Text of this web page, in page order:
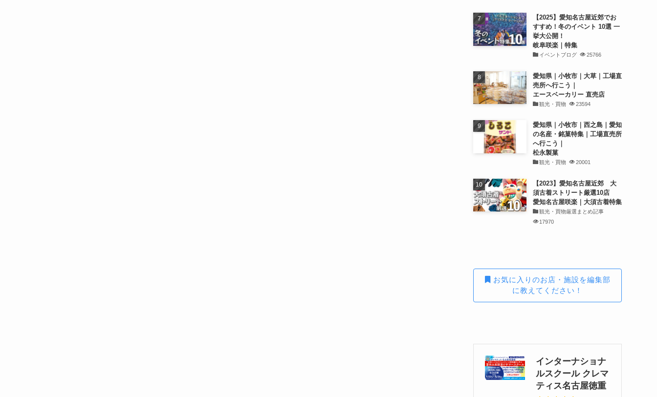
【2025】愛知名古屋近郊でお
すすめ！冬のイベント 10選 一
挙大公開！
岐阜咲楽｜特集
イベントブログ 25766
愛知県｜小牧市｜大草｜工場直
売所へ行こう｜
エースベーカリー 直売店
観光・買物 23594
愛知県｜小牧市｜西之島｜愛知
の名産・銘菓特集｜工場直売所
へ行こう｜
松永製菓
観光・買物 20001
【2023】愛知名古屋近郊 大
須古着ストリート厳選10店
愛知名古屋咲楽｜大須古着特集
観光・買物厳選まとめ記事
17970
お気に入りのお店・施設を編集部
に教えてください！
インターナショナ
ルスクール クレマ
ティス名古屋徳重